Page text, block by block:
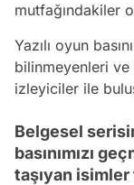
mutfağındakiler
Yazılı oyun
bilinmeyenleri
izleyiciler ile
Belgesel
basınımızı
taşıyan isimler